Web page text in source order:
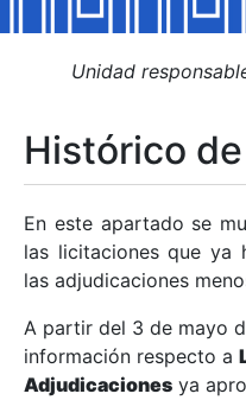
Mostrar/Ocultar
Mostrar/Ocultar
Mostrar/Ocultar
Mostrar/Ocultar
Unidad
Histórico
En este apartado se
las licitaciones que ya
las adjudicaciones
A partir del 3 de mayo
información respecto a
Adjudicaciones ya